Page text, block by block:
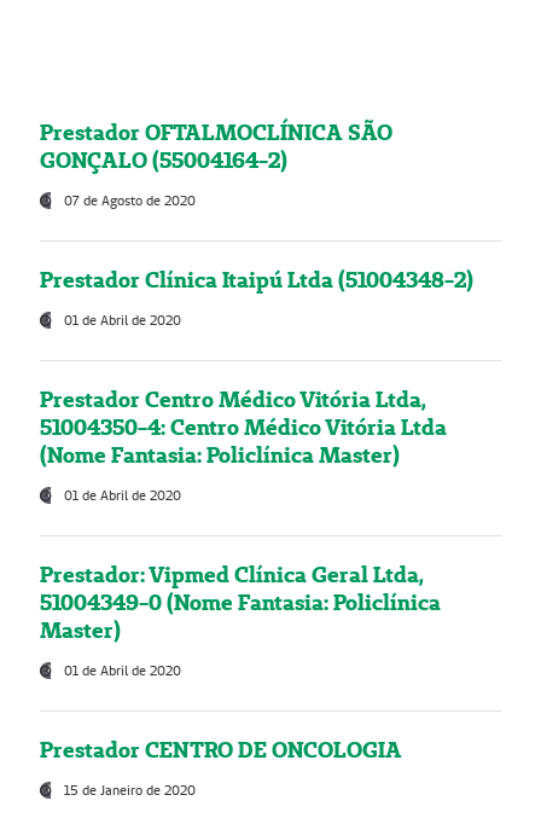
Prestador OFTALMOCLÍNICA SÃO
GONÇALO (55004164-2)
07 de Agosto de 2020
Prestador Clínica Itaipú Ltda (51004348-2)
01 de Abril de 2020
Prestador Centro Médico Vitória Ltda,
51004350-4: Centro Médico Vitória Ltda
(Nome Fantasia: Policlínica Master)
01 de Abril de 2020
Prestador: Vipmed Clínica Geral Ltda,
51004349-0 (Nome Fantasia: Policlínica
Master)
01 de Abril de 2020
Prestador CENTRO DE ONCOLOGIA
15 de Janeiro de 2020